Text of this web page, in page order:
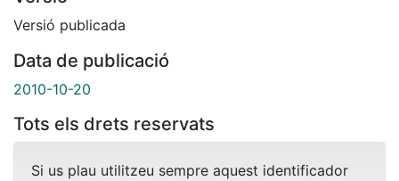
Versió publicada
Data de publicació
2010-10-20
Tots els drets reservats
Si us plau utilitzeu sempre aquest identificador